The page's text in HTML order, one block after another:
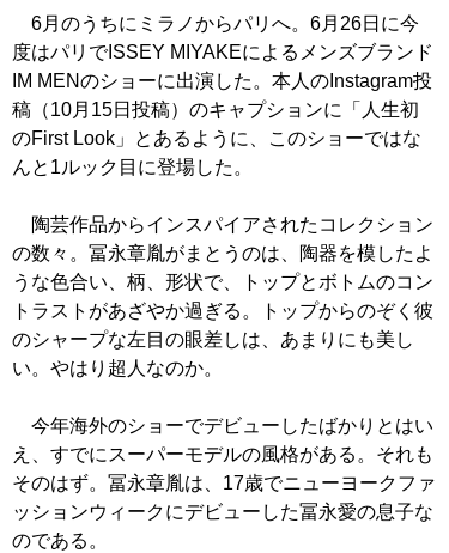
6月のうちにミラノからパリへ。6月26日に今
度はパリでISSEY MIYAKEによるメンズブランド
IM MENのショーに出演した。本人のInstagram投
稿（10月15日投稿）のキャプションに「人生初
のFirst Look」とあるように、このショーではな
んと1ルック目に登場した。
陶芸作品からインスパイアされたコレクション
の数々。冨永章胤がまとうのは、陶器を模したよ
うな色合い、柄、形状で、トップとボトムのコン
トラストがあざやか過ぎる。トップからのぞく彼
のシャープな左目の眼差しは、あまりにも美し
い。やはり超人なのか。
今年海外のショーでデビューしたばかりとはい
え、すでにスーパーモデルの風格がある。それも
そのはず。冨永章胤は、17歳でニューヨークファ
ッションウィークにデビューした冨永愛の息子な
のである。